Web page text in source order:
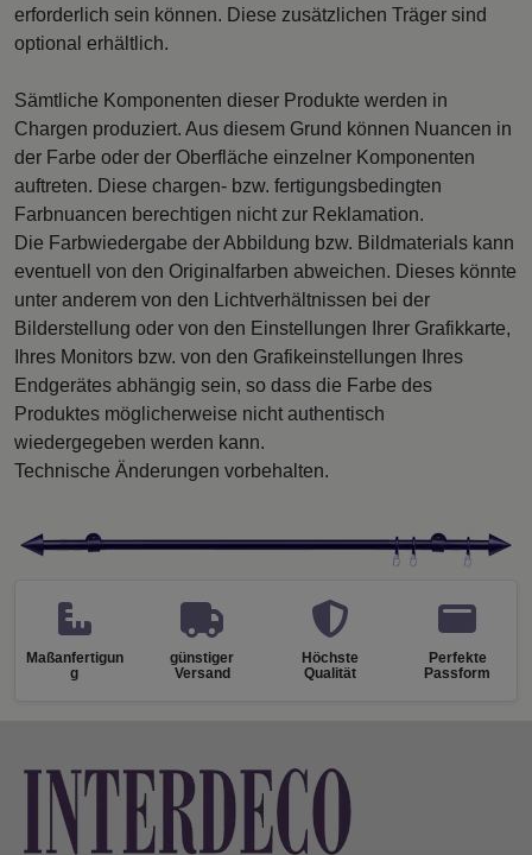
erforderlich sein können. Diese zusätzlichen Träger sind
optional erhältlich.
Sämtliche Komponenten dieser Produkte werden in
Chargen produziert. Aus diesem Grund können Nuancen in
der Farbe oder der Oberfläche einzelner Komponenten
auftreten. Diese chargen- bzw. fertigungsbedingten
Farbnuancen berechtigen nicht zur Reklamation.
Die Farbwiedergabe der Abbildung bzw. Bildmaterials kann
eventuell von den Originalfarben abweichen. Dieses könnte
unter anderem von den Lichtverhältnissen bei der
Bilderstellung oder von den Einstellungen Ihrer Grafikkarte,
Ihres Monitors bzw. von den Grafikeinstellungen Ihres
Endgerätes abhängig sein, so dass die Farbe des
Produktes möglicherweise nicht authentisch
wiedergegeben werden kann.
Technische Änderungen vorbehalten.
Maßanfertigun
g
günstiger
Versand
Höchste
Qualität
Perfekte
Passform